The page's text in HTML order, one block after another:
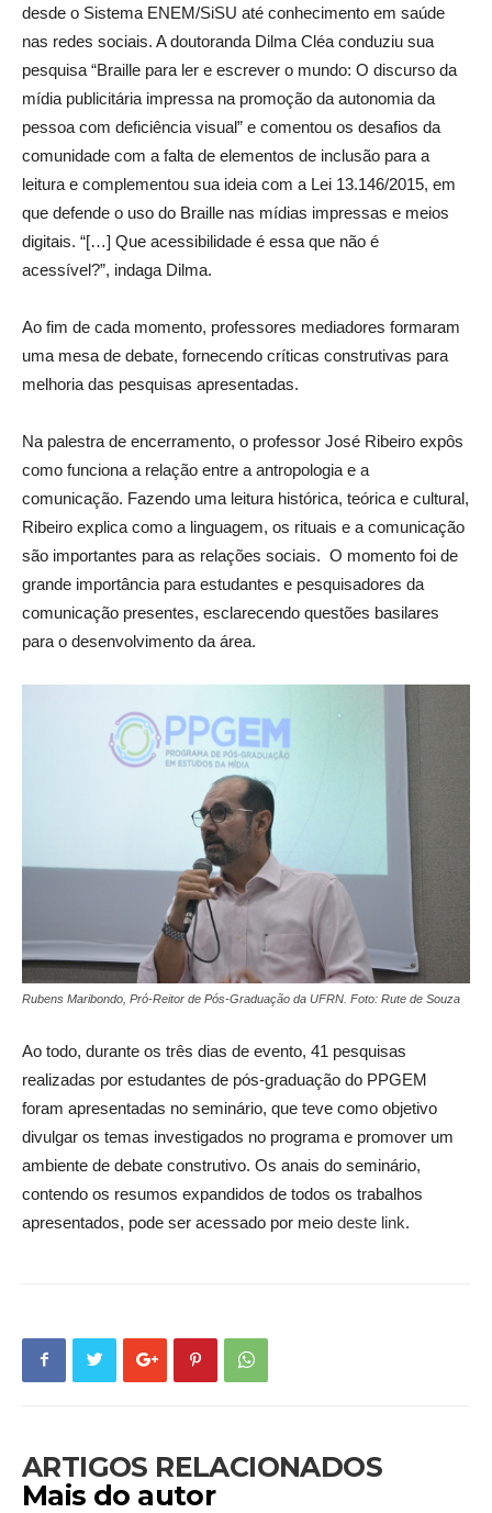
desde o Sistema ENEM/SiSU até conhecimento em saúde
nas redes sociais. A doutoranda Dilma Cléa conduziu sua
pesquisa “Braille para ler e escrever o mundo: O discurso da
mídia publicitária impressa na promoção da autonomia da
pessoa com deficiência visual” e comentou os desafios da
comunidade com a falta de elementos de inclusão para a
leitura e complementou sua ideia com a Lei 13.146/2015, em
que defende o uso do Braille nas mídias impressas e meios
digitais. “[…] Que acessibilidade é essa que não é
acessível?”, indaga Dilma.
Ao fim de cada momento, professores mediadores formaram
uma mesa de debate, fornecendo críticas construtivas para
melhoria das pesquisas apresentadas.
Na palestra de encerramento, o professor José Ribeiro expôs
como funciona a relação entre a antropologia e a
comunicação. Fazendo uma leitura histórica, teórica e cultural,
Ribeiro explica como a linguagem, os rituais e a comunicação
são importantes para as relações sociais. O momento foi de
grande importância para estudantes e pesquisadores da
comunicação presentes, esclarecendo questões basilares
para o desenvolvimento da área.
Rubens Maribondo, Pró-Reitor de Pós-Graduação da UFRN. Foto: Rute de Souza
Ao todo, durante os três dias de evento, 41 pesquisas
realizadas por estudantes de pós-graduação do PPGEM
foram apresentadas no seminário, que teve como objetivo
divulgar os temas investigados no programa e promover um
ambiente de debate construtivo. Os anais do seminário,
contendo os resumos expandidos de todos os trabalhos
apresentados, pode ser acessado por meio deste link.
ARTIGOS RELACIONADOS
Mais do autor